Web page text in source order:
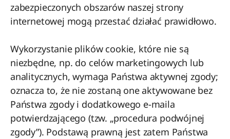
zabezpieczonych obszarów naszej strony
internetowej mogą przestać działać prawidłowo.
Wykorzystanie plików cookie, które nie są
niezbędne, np. do celów marketingowych lub
analitycznych, wymaga Państwa aktywnej zgody;
oznacza to, że nie zostaną one aktywowane bez
Państwa zgody i dodatkowego e-maila
potwierdzającego (tzw. „procedura podwójnej
zgody”). Podstawą prawną jest zatem Państwa